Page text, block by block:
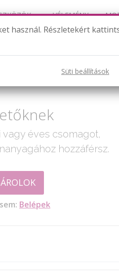
VÉLEMÉNY
éves csomagot,
hozzáférsz.
Belépek
használ. Részletekért
Süti beállítások